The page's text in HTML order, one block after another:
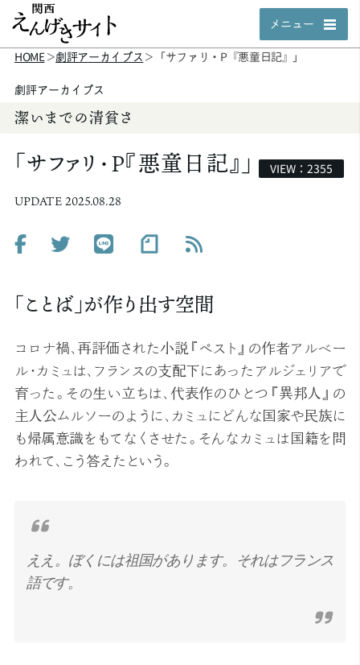
HOME＞劇評アーカイブス ＞ 「サファリ・P『悪童日記』」
劇評アーカイブス
潔いまでの清貧さ
「サファリ・P『悪童日記』」 VIEW：2355
UPDATE 2025.08.28
「ことば」が作り出す空間
コロナ禍、再評価された小説『ペスト』の作者アルベー
ル・カミュは、フランスの支配下にあったアルジェリアで
育った。その生い立ちは、代表作のひとつ『異邦人』の
主人公ムルソーのように、カミュにどんな国家や民族に
も帰属意識をもてなくさせた。そんなカミュは国籍を問
われて、こう答えたという。
ええ。ぼくには祖国があります。それはフランス
語です。
メニュー